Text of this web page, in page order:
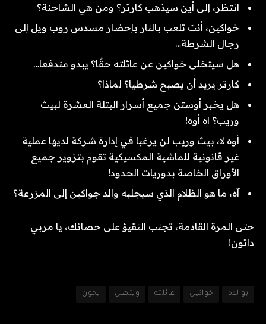
انتظر، إلى أين سيذهب كارتر؟ ومن هي الشاحنة؟
خواكين، أنت تلعب بالنار بإحضار مسدس روب ويل إلى
رجال الشرطة…
هل سيتخلى خواكين عن عائلته حقًا؟ يبدو مندفعا…
كارتر يريد أن يصبح شرطيا؟ لماذا؟
هل يخبر أوستن جميع أسرار البتلة العشرة لبيث
وريب؟ اه أوه!
أوه لا، بيث وريب لن يرغبا في إدارة شركة لديها عملية
غير قانونية للماشية المكسيكية تقوم بتزوير جميع
الأوراق الخاصة بدوريات الحدود!
آه، ما هو الظلام الذي سيجلبه والد جواكين إلى المزرعة؟
حتى المرة القادمة، تجنب التقيؤ على حصانك، يا مربي
داتون!
بوالده خواكين عائلته ويتصل يخون